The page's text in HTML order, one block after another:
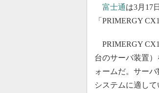
富士通は3月17
「PRIMERGY
PRIMERGY
台のサーバ装置
ォームだ。サー
システムに適し